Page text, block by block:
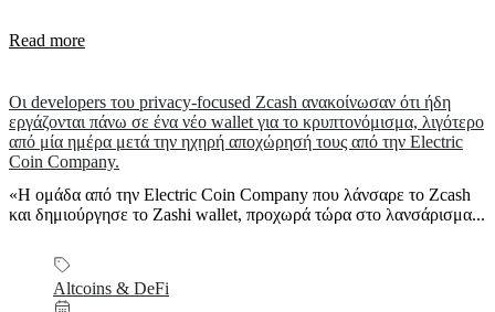
Read more
Οι developers του privacy-focused Zcash ανακοίνωσαν ότι ήδη
εργάζονται πάνω σε ένα νέο wallet για το κρυπτονόμισμα, λιγότερο
από μία ημέρα μετά την ηχηρή αποχώρησή τους από την Electric
Coin Company.
«Η ομάδα από την Electric Coin Company που λάνσαρε το Zcash
και δημιούργησε το Zashi wallet, προχωρά τώρα στο λανσάρισμα...
Altcoins & DeFi